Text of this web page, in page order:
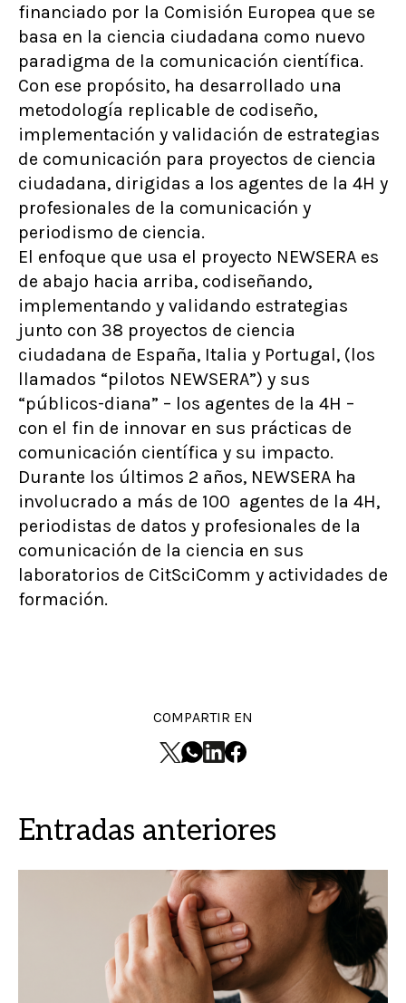
financiado por la Comisión Europea que se
basa en la ciencia ciudadana como nuevo
paradigma de la comunicación científica.
Con ese propósito, ha desarrollado una
metodología replicable de codiseño,
implementación y validación de estrategias
de comunicación para proyectos de ciencia
ciudadana, dirigidas a los agentes de la 4H y
profesionales de la comunicación y
periodismo de ciencia.
El enfoque que usa el proyecto NEWSERA es
de abajo hacia arriba, codiseñando,
implementando y validando estrategias
junto con 38 proyectos de ciencia
ciudadana de España, Italia y Portugal, (los
llamados “pilotos NEWSERA”) y sus
“públicos-diana” – los agentes de la 4H –
con el fin de innovar en sus prácticas de
comunicación científica y su impacto.
Durante los últimos 2 años, NEWSERA ha
involucrado a más de 100 agentes de la 4H,
periodistas de datos y profesionales de la
comunicación de la ciencia en sus
laboratorios de CitSciComm y actividades de
formación.
COMPARTIR EN
Entradas anteriores